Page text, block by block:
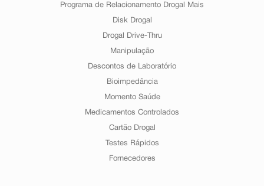
Programa de Relacionamento Drogal Mais
Disk Drogal
Drogal Drive-Thru
Manipulação
Descontos de Laboratório
Bioimpedância
Momento Saúde
Medicamentos Controlados
Cartão Drogal
Testes Rápidos
Fornecedores